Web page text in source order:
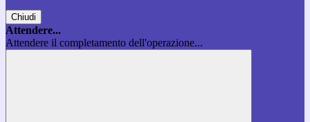
Chiudi
Attendere...
Attendere il completamento dell'operazione...